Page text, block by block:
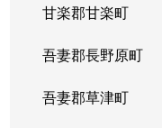
甘楽郡甘楽町
吾妻郡長野原町
吾妻郡草津町